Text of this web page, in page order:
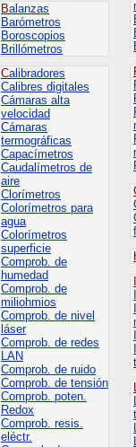
Balanzas
Barómetros
Boroscopios
Brillómetros
Calibradores
Calibres digitales
Cámaras alta
velocidad
Cámaras
termográficas
Capacímetros
Caudalímetros de
aire
Clorímetros
Colorímetros para
agua
Colorímetros
superficie
Comprob. de
humedad
Comprob. de
miliohmios
Comprob. de nivel
láser
Comprob. de redes
LAN
Comprob. de ruido
Comprob. de tensión
Comprob. poten.
Redox
Comprob. resis.
eléctr.